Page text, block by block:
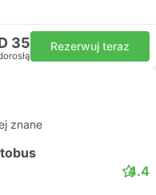
35 Rezerwuj teraz
znane
4.4